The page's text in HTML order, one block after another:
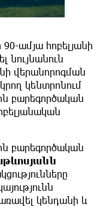
ամյա հոբելյանի
նույնանուն
վերանորոգման
կենտրոնում
բարեգործական
բարեգործական
կենդանի և